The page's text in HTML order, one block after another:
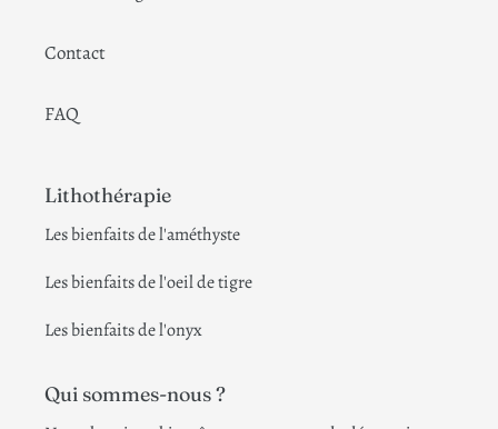
Contact
FAQ
Lithothérapie
Les bienfaits de l'améthyste
Les bienfaits de l'oeil de tigre
Les bienfaits de l'onyx
Qui sommes-nous ?